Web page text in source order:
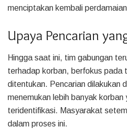
menciptakan kembali
Upaya Pencarian
Hingga saat ini, tim gabungan
terhadap korban, berfokus pada
ditentukan. Pencarian dilakukan
menemukan lebih banyak korban
teridentifikasi. Masyarakat
dalam proses ini.